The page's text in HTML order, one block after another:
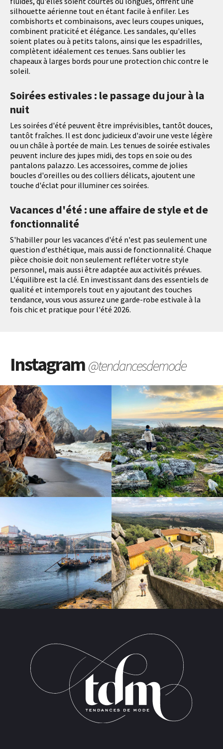
silhouette aérienne tout en étant facile à enfiler. Les
combishorts et combinaisons, avec leurs coupes uniques,
combinent praticité et élégance. Les sandales, qu'elles
soient plates ou à petits talons, ainsi que les espadrilles,
complètent idéalement ces tenues. Sans oublier les
chapeaux à larges bords pour une protection chic contre le
soleil.
Soirées estivales : le passage du jour à la
nuit
Les soirées d'été peuvent être imprévisibles, tantôt douces,
tantôt fraîches. Il est donc judicieux d'avoir une veste légère
ou un châle à portée de main. Les tenues de soirée estivales
peuvent inclure des jupes midi, des tops en soie ou des
pantalons palazzo. Les accessoires, comme de jolies
boucles d'oreilles ou des colliers délicats, ajoutent une
touche d'éclat pour illuminer ces soirées.
Vacances d'été : une affaire de style et de
fonctionnalité
S'habiller pour les vacances d'été n'est pas seulement une
question d'esthétique, mais aussi de fonctionnalité. Chaque
pièce choisie doit non seulement refléter votre style
personnel, mais aussi être adaptée aux activités prévues.
L'équilibre est la clé. En investissant dans des essentiels de
qualité et intemporels tout en y ajoutant des touches
tendance, vous vous assurez une garde-robe estivale à la
fois chic et pratique pour l'été 2026.
Instagram@tendancesdemode